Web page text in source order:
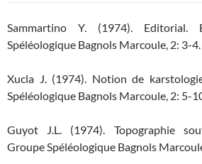
Sammartino Y. (1974). Editorial.
Spéléologique Bagnols Marcoule, 2: 3-4.
Xucla J. (1974). Notion de
Spéléologique Bagnols Marcoule, 2: 5-
Guyot J.L. (1974). Topographie
Groupe Spéléologique Bagnols